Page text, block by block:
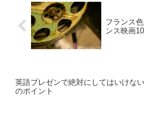
フランス
ンス映画
英語プレゼンで絶対にしてはいけな
のポイント